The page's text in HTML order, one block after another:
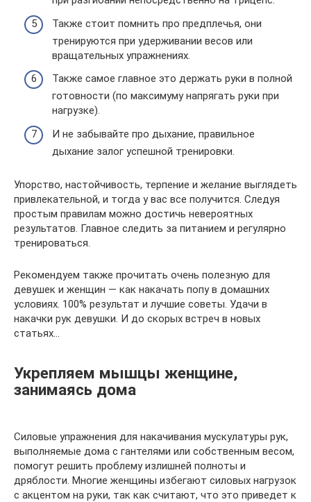
Также стоит помнить про предплечья, они
тренируются при удерживании весов или
вращательных упражнениях.
Также самое главное это держать руки в полной
готовности (по максимуму напрягать руки при
нагрузке).
И не забывайте про дыхание, правильное
дыхание залог успешной тренировки.
Упорство, настойчивость, терпение и желание выглядеть
привлекательной, и тогда у вас все получится. Следуя
простым правилам можно достичь невероятных
результатов. Главное следить за питанием и регулярно
тренироваться.
Рекомендуем также прочитать очень полезную для
девушек и женщин — как накачать попу в домашних
условиях. 100% результат и лучшие советы. Удачи в
накачки рук девушки. И до скорых встреч в новых
статьях…
Укрепляем мышцы женщине,
занимаясь дома
Силовые упражнения для накачивания мускулатуры рук,
выполняемые дома с гантелями или собственным весом,
помогут решить проблему излишней полноты и
дряблости. Многие женщины избегают силовых нагрузок
с акцентом на руки, так как считают, что это приведет к